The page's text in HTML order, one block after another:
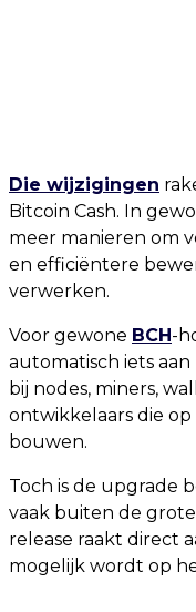
Die wijzigingen
Bitcoin Cash. In
meer manieren om
en efficiëntere
verwerken.
Voor gewone BCH-
automatisch iets
bij nodes, miners,
ontwikkelaars die
bouwen.
Toch is de upgrade
vaak buiten de
release raakt direct
mogelijk wordt op